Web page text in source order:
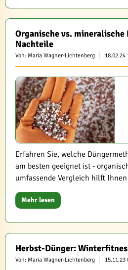
Organische vs. mineralische
Nachteile
Von: Maria Wagner-Lichtenberg 18.02.24
Erfahren Sie, welche
am besten geeignet ist -
umfassende Vergleich hilft
Mehr lesen
Herbst-Dünger:
Von: Maria Wagner-Lichtenberg 15.11.23